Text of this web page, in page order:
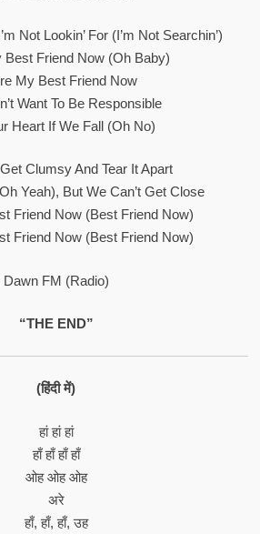
Not Lookin’ For (I’m Not Searchin’)
Best Friend Now (Oh Baby)
My Best Friend Now
Want To Be Responsible
Heart If We Fall (Oh No)
Get Clumsy And Tear It Apart
Yeah), But We Can’t Get Close
Friend Now (Best Friend Now)
Friend Now (Best Friend Now)
Dawn FM (Radio)
“THE END”
(हिंदी में)
हां हां हां
हाँ हाँ हाँ हाँ
ओह ओह ओह
अरे
हाँ, हाँ, हाँ, उह